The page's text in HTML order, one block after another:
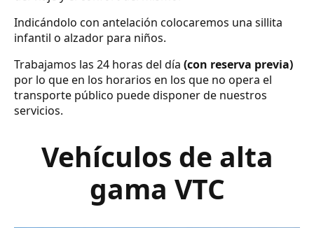
Indicándolo con antelación colocaremos una sillita
infantil o alzador para niños.
Trabajamos las 24 horas del día (con reserva previa)
por lo que en los horarios en los que no opera el
transporte público puede disponer de nuestros
servicios.
Vehículos de alta
gama VTC